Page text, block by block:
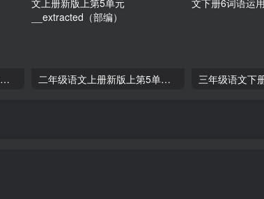
三年级语文下册类文阅读-26方帽子店 二年级语文上册新版上第5单元__extracted（部编） 三年级语文下